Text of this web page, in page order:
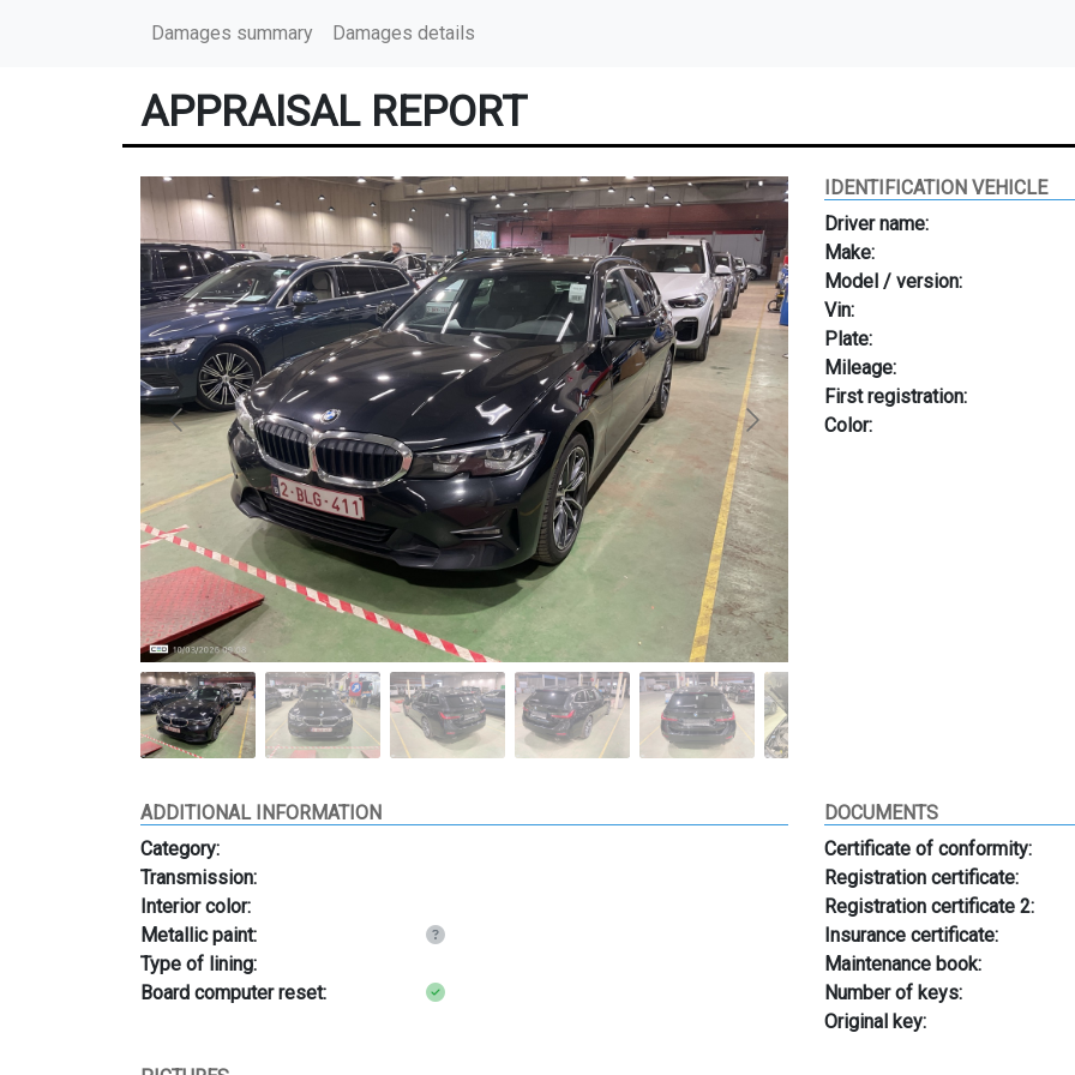
Damages summary Damages details
APPRAISAL REPORT
IDENTIFICATION VEHICLE
Driver name:
Make:
Model / version:
Vin:
Plate:
Mileage:
First registration:
Color:
ADDITIONAL INFORMATION
Category:
Transmission:
Interior color:
Metallic paint:
Type of lining:
Board computer reset:
DOCUMENTS
Certificate of conformity:
Registration certificate:
Registration certificate 2:
Insurance certificate:
Maintenance book:
Number of keys:
Original key: